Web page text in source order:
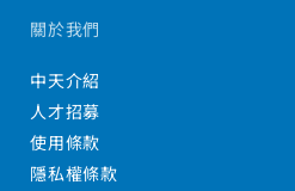
關於我們
中天介紹
人才招募
使用條款
隱私權條款